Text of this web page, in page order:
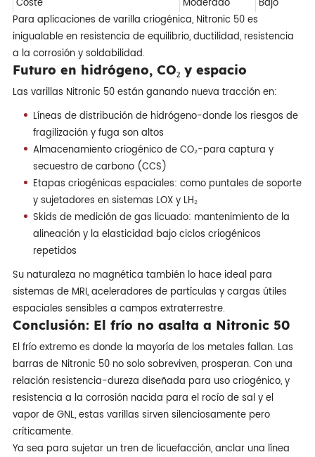
Para aplicaciones de varilla criogénica, Nitronic 50 es
inigualable en resistencia de equilibrio, ductilidad, resistencia
a la corrosión y soldabilidad.
Futuro en hidrógeno, CO₂ y espacio
Las varillas Nitronic 50 están ganando nueva tracción en:
Líneas de distribución de hidrógeno-donde los riesgos de
fragilización y fuga son altos
Almacenamiento criogénico de CO₂-para captura y
secuestro de carbono (CCS)
Etapas criogénicas espaciales: como puntales de soporte
y sujetadores en sistemas LOX y LH₂
Skids de medición de gas licuado: mantenimiento de la
alineación y la elasticidad bajo ciclos criogénicos
repetidos
Su naturaleza no magnética también lo hace ideal para
sistemas de MRI, aceleradores de partículas y cargas útiles
espaciales sensibles a campos extraterrestre.
Conclusión: El frío no asalta a Nitronic 50
El frío extremo es donde la mayoría de los metales fallan. Las
barras de Nitronic 50 no solo sobreviven, prosperan. Con una
relación resistencia-dureza diseñada para uso criogénico, y
resistencia a la corrosión nacida para el rocío de sal y el
vapor de GNL, estas varillas sirven silenciosamente pero
críticamente.
Ya sea para sujetar un tren de licuefacción, anclar una línea